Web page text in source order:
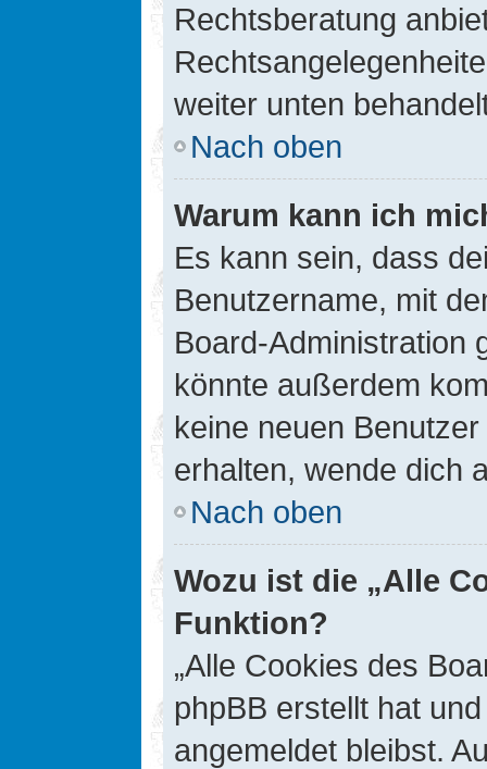
Rechtsberatung
weiter unten
Nach oben
Warum kann ich
Es kann sein, dass
Benutzername, mit
Board-Administration
könnte außerdem
keine neuen
erhalten, wende dich
Nach oben
Wozu ist die „Alle
Funktion?
„Alle Cookies des
phpBB erstellt hat
angemeldet bleibst.